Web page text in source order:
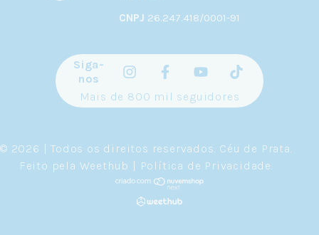
CNPJ 26.247.418/0001-91
Siga-
nos
Mais de 800 mil seguidores
© 2026 | Todos os direitos reservados. Céu de Prata.
Feito pela Weethub | Política de Privacidade.